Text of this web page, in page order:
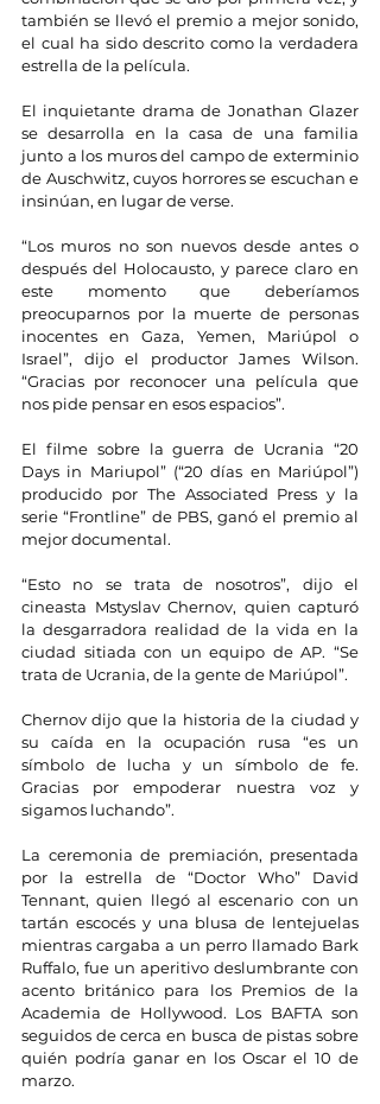
también se llevó el premio a mejor sonido,
el cual ha sido descrito como la verdadera
estrella de la película.
El inquietante drama de Jonathan Glazer
se desarrolla en la casa de una familia
junto a los muros del campo de exterminio
de Auschwitz, cuyos horrores se escuchan e
insinúan, en lugar de verse.
“Los muros no son nuevos desde antes o
después del Holocausto, y parece claro en
este momento que deberíamos
preocuparnos por la muerte de personas
inocentes en Gaza, Yemen, Mariúpol o
Israel”, dijo el productor James Wilson.
“Gracias por reconocer una película que
nos pide pensar en esos espacios”.
El filme sobre la guerra de Ucrania “20
Days in Mariupol” (“20 días en Mariúpol”)
producido por The Associated Press y la
serie “Frontline” de PBS, ganó el premio al
mejor documental.
“Esto no se trata de nosotros”, dijo el
cineasta Mstyslav Chernov, quien capturó
la desgarradora realidad de la vida en la
ciudad sitiada con un equipo de AP. “Se
trata de Ucrania, de la gente de Mariúpol”.
Chernov dijo que la historia de la ciudad y
su caída en la ocupación rusa “es un
símbolo de lucha y un símbolo de fe.
Gracias por empoderar nuestra voz y
sigamos luchando”.
La ceremonia de premiación, presentada
por la estrella de “Doctor Who” David
Tennant, quien llegó al escenario con un
tartán escocés y una blusa de lentejuelas
mientras cargaba a un perro llamado Bark
Ruffalo, fue un aperitivo deslumbrante con
acento británico para los Premios de la
Academia de Hollywood. Los BAFTA son
seguidos de cerca en busca de pistas sobre
quién podría ganar en los Oscar el 10 de
marzo.